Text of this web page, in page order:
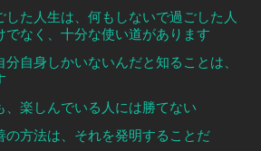
した人生は、何もしないで過ごした人
でなく、十分な使い道があります
自身しかいないんだと知ることは、
、楽しんでいる人には勝てない
の方法は、それを発明することだ